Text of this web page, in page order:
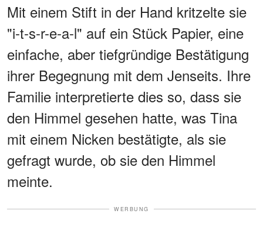
Mit einem Stift in der Hand kritzelte sie
"i-t-s-r-e-a-l" auf ein Stück Papier, eine
einfache, aber tiefgründige Bestätigung
ihrer Begegnung mit dem Jenseits. Ihre
Familie interpretierte dies so, dass sie
den Himmel gesehen hatte, was Tina
mit einem Nicken bestätigte, als sie
gefragt wurde, ob sie den Himmel
meinte.
WERBUNG